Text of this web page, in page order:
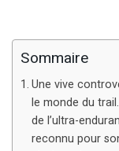
Sommaire
Une vive
le monde du
de l’ultra-
reconnu pour